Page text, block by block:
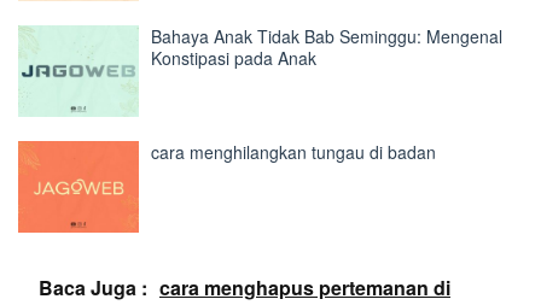
Bahaya Anak Tidak Bab Seminggu: Mengenal
Konstipasi pada Anak
cara menghilangkan tungau di badan
Baca Juga : cara menghapus pertemanan di